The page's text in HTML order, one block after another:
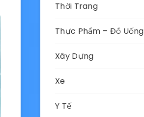
Thời Trang
Thực Phẩm – Đồ Uống
Xây Dựng
Xe
Y Tế